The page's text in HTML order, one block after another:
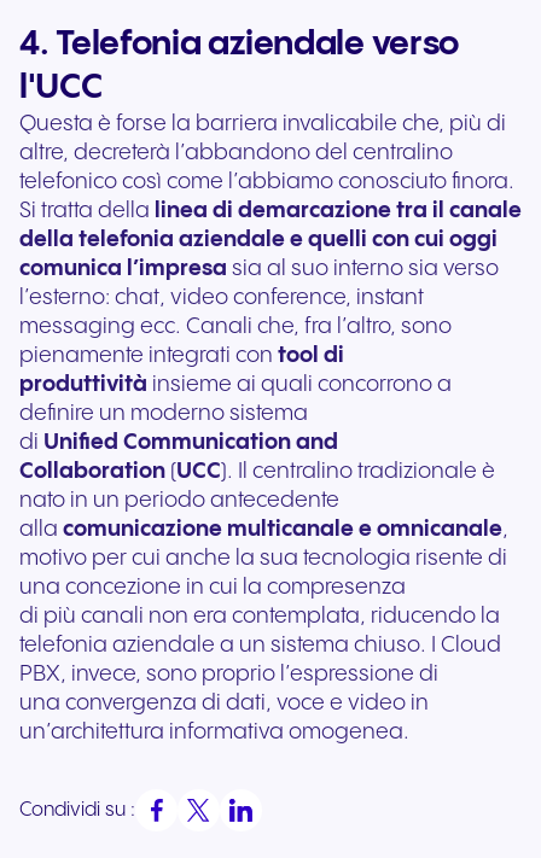
4. Telefonia aziendale verso
l'UCC
Questa è forse la barriera invalicabile che, più di
altre, decreterà l’abbandono del centralino
telefonico così come l’abbiamo conosciuto finora.
Si tratta della linea di demarcazione tra il canale
della telefonia aziendale e quelli con cui oggi
comunica l’impresa sia al suo interno sia verso
l’esterno: chat, video conference, instant
messaging ecc. Canali che, fra l’altro, sono
pienamente integrati con tool di
produttività insieme ai quali concorrono a
definire un moderno sistema
di Unified Communication and
Collaboration (UCC). Il centralino tradizionale è
nato in un periodo antecedente
alla comunicazione multicanale e omnicanale,
motivo per cui anche la sua tecnologia risente di
una concezione in cui la compresenza
di più canali non era contemplata, riducendo la
telefonia aziendale a un sistema chiuso. I Cloud
PBX, invece, sono proprio l’espressione di
una convergenza di dati, voce e video in
un’architettura informativa omogenea.
Condividi su :